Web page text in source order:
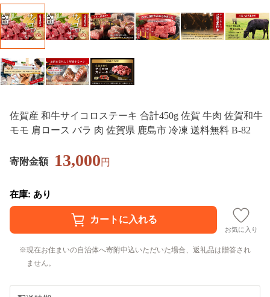
佐賀産 和牛サイコロステーキ 合計450g 佐賀 牛肉 佐賀和牛
モモ 肩ロース バラ 肉 佐賀県 鹿島市 冷凍 送料無料 B-82
寄附金額 13,000円
在庫: あり
お気に入り
現在お住まいの自治体へ寄附申込いただいた場合、返礼品は贈答され
ません。